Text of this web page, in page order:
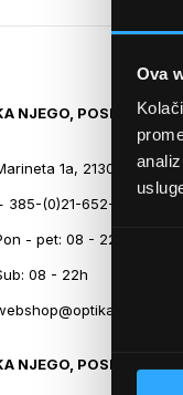
Ova
Odabir
NJEGO, POSLOVNICA
1a, 21300
385-(0)21-652-102
- pet: 08 - 22h,
08 - 22h
NJEGO, POSLOVNICA 2